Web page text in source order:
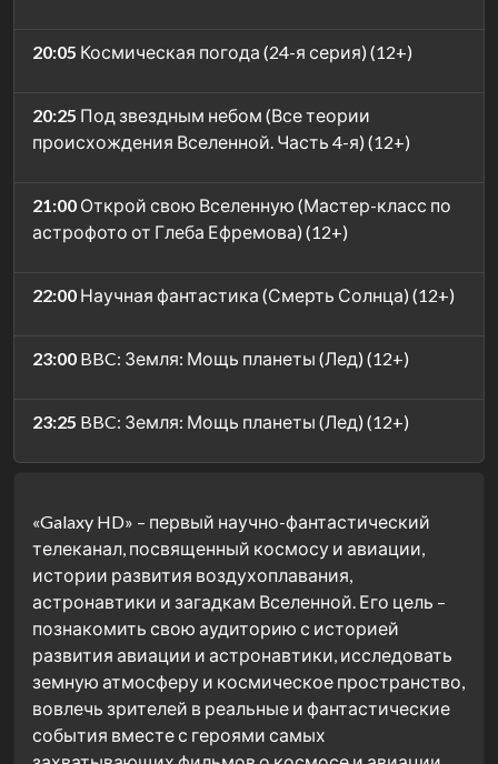
20:05 Космическая погода (24-я серия) (12+)
20:25 Под звездным небом (Все теории
происхождения Вселенной. Часть 4-я) (12+)
21:00 Открой свою Вселенную (Мастер-класс по
астрофото от Глеба Ефремова) (12+)
22:00 Научная фантастика (Смерть Солнца) (12+)
23:00 BBC: Земля: Мощь планеты (Лед) (12+)
23:25 BBC: Земля: Мощь планеты (Лед) (12+)
«Galaxy HD» – первый научно-фантастический
телеканал, посвященный космосу и авиации,
истории развития воздухоплавания,
астронавтики и загадкам Вселенной. Его цель –
познакомить свою аудиторию с историей
развития авиации и астронавтики, исследовать
земную атмосферу и космическое пространство,
вовлечь зрителей в реальные и фантастические
события вместе с героями самых